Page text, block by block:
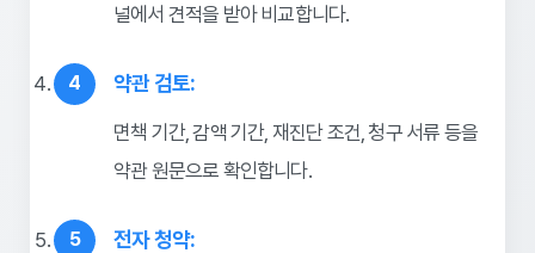
널에서 견적을 받아 비교합니다.
약관 검토:
면책 기간, 감액 기간, 재진단 조건, 청구 서류 등을
약관 원문으로 확인합니다.
전자 청약: